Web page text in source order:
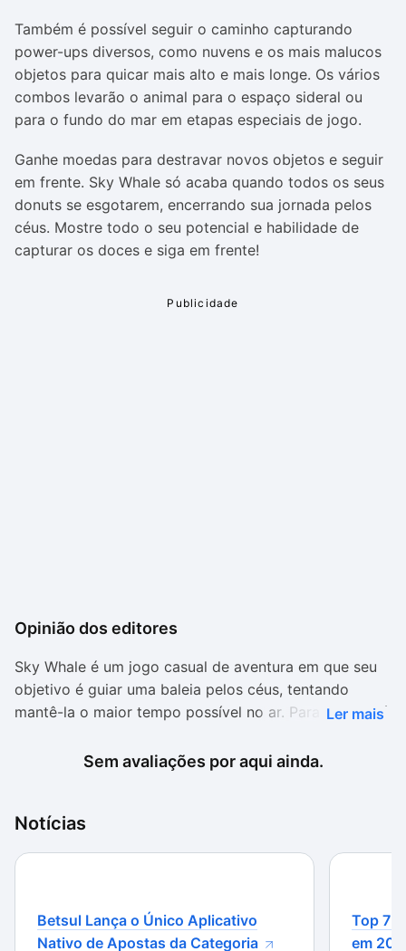
Também é possível seguir o caminho capturando
power-ups diversos, como nuvens e os mais malucos
objetos para quicar mais alto e mais longe. Os vários
combos levarão o animal para o espaço sideral ou
para o fundo do mar em etapas especiais de jogo.
Ganhe moedas para destravar novos objetos e seguir
em frente. Sky Whale só acaba quando todos os seus
donuts se esgotarem, encerrando sua jornada pelos
céus. Mostre todo o seu potencial e habilidade de
capturar os doces e siga em frente!
Opinião dos editores
Sky Whale é um jogo casual de aventura em que seu
objetivo é guiar uma baleia pelos céus, tentando
mantê-la o maior tempo possível no ar. Para isso, será
quicar e ir mais longe.
Frenzy, como o fato de usar uma baleia que voa como
maior tempo possível no ar, algo muito parecido entre
Capture doces para continuar voando
Ler mais
Sem avaliações por aqui ainda.
Notícias
Betsul Lança o Único Aplicativo
Nativo de Apostas da Categoria
Top 7
em